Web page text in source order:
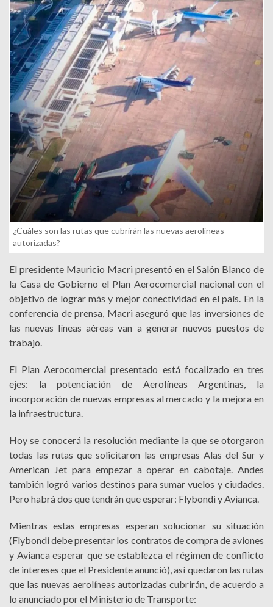
¿Cuáles son las rutas que cubrirán las nuevas aerolíneas
autorizadas?
El presidente Mauricio Macri presentó en el Salón Blanco de
la Casa de Gobierno el Plan Aerocomercial nacional con el
objetivo de lograr más y mejor conectividad en el país. En la
conferencia de prensa, Macri aseguró que las inversiones de
las nuevas líneas aéreas van a generar nuevos puestos de
trabajo.
El Plan Aerocomercial presentado está focalizado en tres
ejes: la potenciación de Aerolíneas Argentinas, la
incorporación de nuevas empresas al mercado y la mejora en
la infraestructura.
Hoy se conocerá la resolución mediante la que se otorgaron
todas las rutas que solicitaron las empresas Alas del Sur y
American Jet para empezar a operar en cabotaje. Andes
también logró varios destinos para sumar vuelos y ciudades.
Pero habrá dos que tendrán que esperar: Flybondi y Avianca.
Mientras estas empresas esperan solucionar su situación
(Flybondi debe presentar los contratos de compra de aviones
y Avianca esperar que se establezca el régimen de conflicto
de intereses que el Presidente anunció), así quedaron las rutas
que las nuevas aerolíneas autorizadas cubrirán, de acuerdo a
lo anunciado por el Ministerio de Transporte: